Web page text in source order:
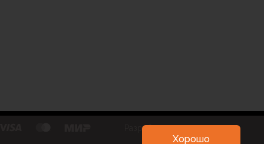
Разработка и развитие
Хорошо